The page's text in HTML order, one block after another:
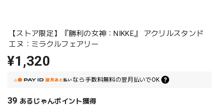
【ストア限定】『勝利の女神：NIKKE』 アクリルスタンド
エヌ：ミラクルフェアリー
¥1,320
なら 手数料無料の翌月払いでOK
39 あるじゃんポイント獲得